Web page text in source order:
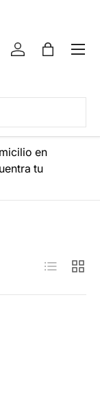
Iniciar sesión
Bolsa
Menú
en
tu
Lista